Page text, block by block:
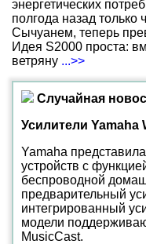
энергетических
полгода назад только
Сычуанем, теперь
Идея S2000 проста:
ветряну ...>>
Случайная
Усилители Yamaha
Yamaha
устройств с
беспроводной
предварительный
интегрированный
модели
MusicCast.